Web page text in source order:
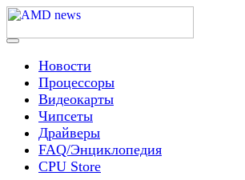
Skip
content
AMD news
Menu
Новости
Процессоры
Видеокарты
Чипсеты
Драйверы
FAQ/Энциклопедия
CPU Store